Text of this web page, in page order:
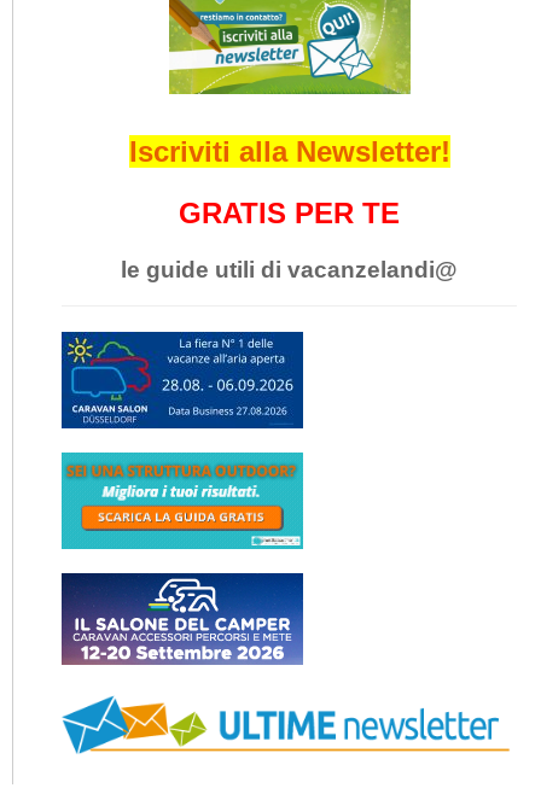
Iscriviti alla Newsletter!
GRATIS PER TE
le guide utili di vacanzelandi@